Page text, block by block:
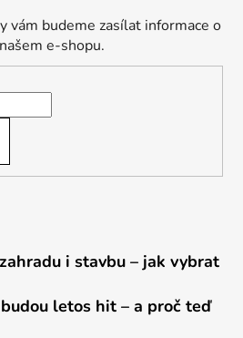
vám budeme zasílat informace o
e-shopu.
i stavbu – jak vybrat
letos hit – a proč teď